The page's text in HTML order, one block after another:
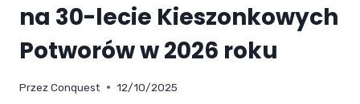
na 30-lecie Kieszonkowych
Potworów w 2026 roku
Przez Conquest 12/10/2025